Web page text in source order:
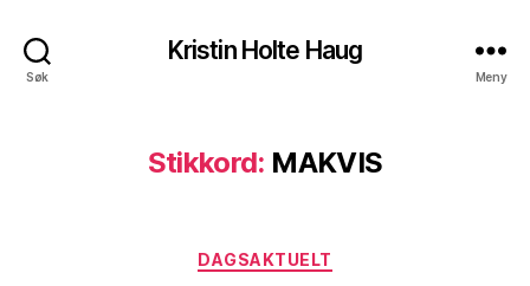
Søk
Kristin Holte Haug
Meny
Stikkord: MAKVIS
Kategorier
DAGSAKTUELT